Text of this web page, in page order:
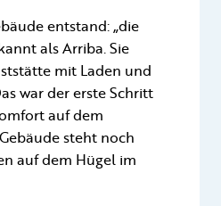
entstand: „die
als Arriba. Sie
mit Laden und
war der erste Schritt
auf dem
steht noch
auf dem Hügel im